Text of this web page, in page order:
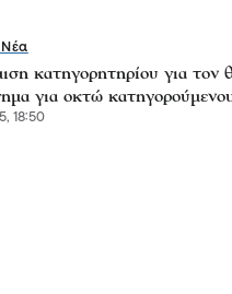
Νέα
κατηγορητηρίου για τον
για οκτώ
18:50